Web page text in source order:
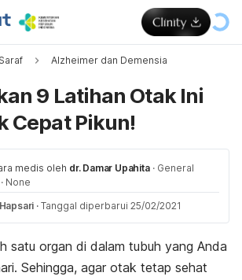
Alzheimer dan Demensia
9 Latihan Otak Ini
Cepat Pikun!
medis oleh dr. Damar Upahita · General
· None
· Tanggal diperbarui 25/02/2021
satu organ di dalam tubuh yang Anda
Sehingga, agar otak tetap sehat